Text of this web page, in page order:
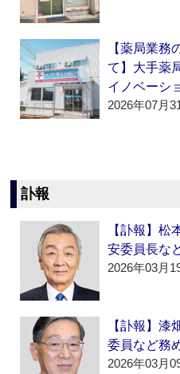
【薬局業務
て】大手薬
イノベーシ
2026年07月
訃報
【訃報】松
安委員長な
2026年03月
【訃報】漆
委員など務
2026年03月